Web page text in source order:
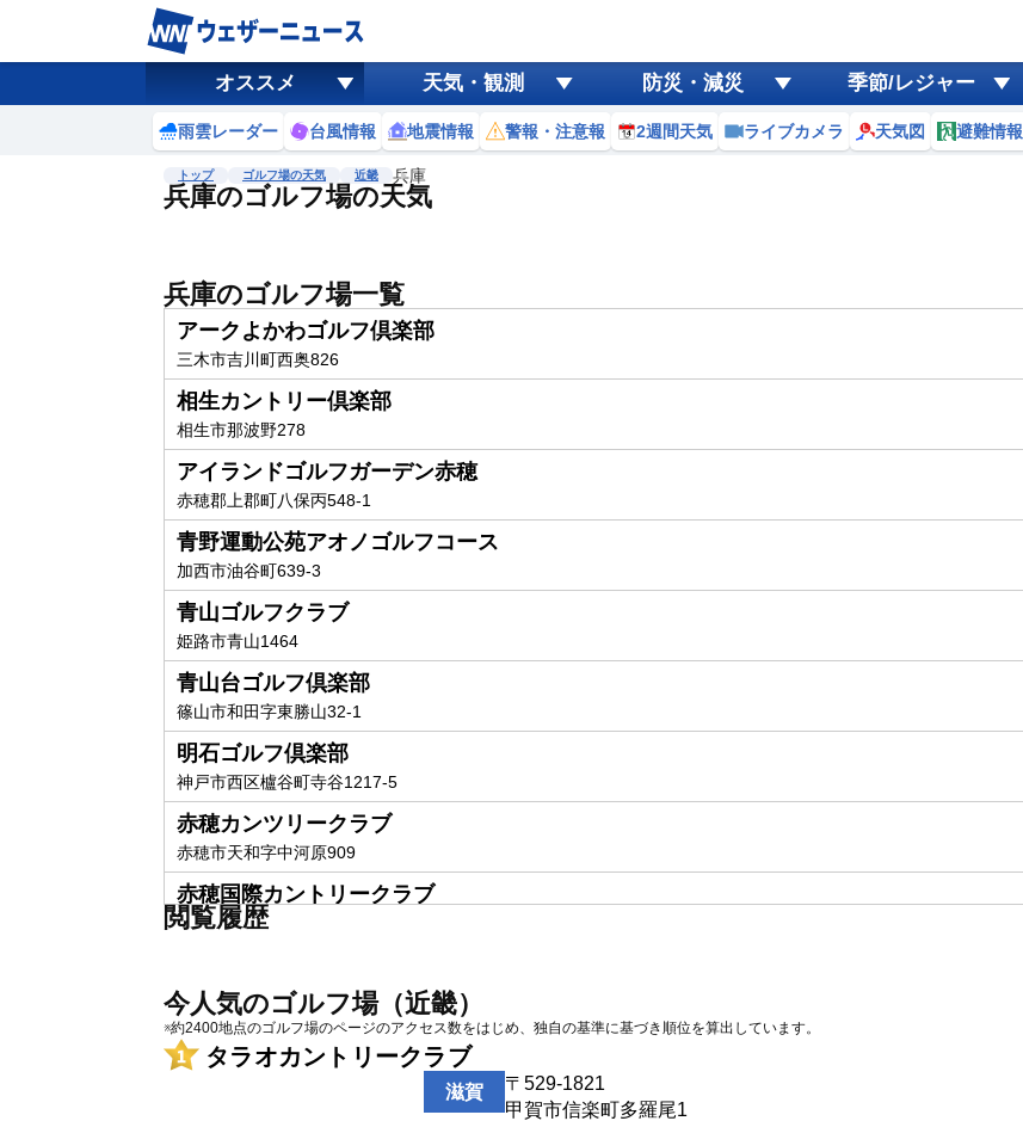
オススメ 天気・観測 防災・減災 季節/レジャー
雨雲レーダー 台風情報 地震情報 警報・注意報 2週間天気 ライブカメラ 天気図 避難情報
トップ ゴルフ場の天気 近畿 兵庫
兵庫のゴルフ場の天気
兵庫のゴルフ場一覧
アークよかわゴルフ倶楽部
三木市吉川町西奥826
相生カントリー倶楽部
相生市那波野278
アイランドゴルフガーデン赤穂
赤穂郡上郡町八保丙548-1
青野運動公苑アオノゴルフコース
加西市油谷町639-3
青山ゴルフクラブ
姫路市青山1464
青山台ゴルフ倶楽部
篠山市和田字東勝山32-1
明石ゴルフ倶楽部
神戸市西区櫨谷町寺谷1217-5
赤穂カンツリークラブ
赤穂市天和字中河原909
赤穂国際カントリークラブ
赤穂市西有年字馬路谷3007-1
宝塚市下佐曽利字大谷4-12
旭国際姫路ゴルフ倶楽部
姫路市香寺町相坂1356-8
閲覧履歴
今人気のゴルフ場（近畿）
※約2400地点のゴルフ場のページのアクセス数をはじめ、独自の基準に基づき順位を算出しています。
タラオカントリークラブ
滋賀
〒529-1821
甲賀市信楽町多羅尾1